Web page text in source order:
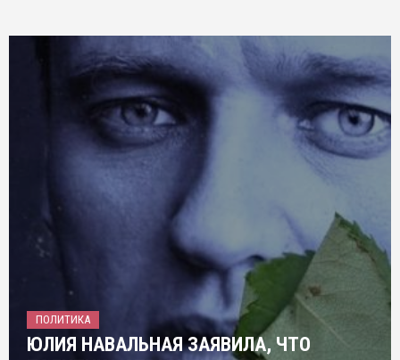
ПОЛИТИКА
ЮЛИЯ НАВАЛЬНАЯ ЗАЯВИЛА, ЧТО